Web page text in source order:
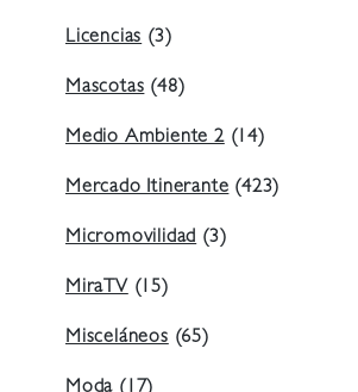
Licencias(3)
Mascotas(48)
Medio Ambiente 2(14)
Mercado Itinerante(423)
Micromovilidad(3)
MiraTV(15)
Misceláneos(65)